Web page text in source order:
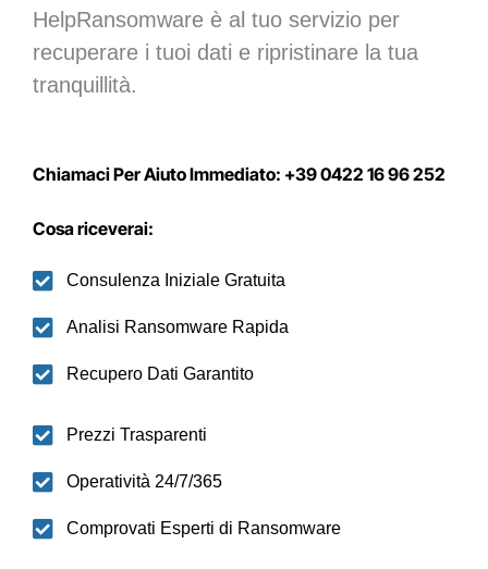
HelpRansomware è al tuo servizio per
recuperare i tuoi dati e ripristinare la tua
tranquillità.
Chiamaci Per Aiuto Immediato: +39 0422 16 96 252
Cosa riceverai:
Consulenza Iniziale Gratuita
Analisi Ransomware Rapida
Recupero Dati Garantito
Prezzi Trasparenti
Operatività 24/7/365
Comprovati Esperti di Ransomware